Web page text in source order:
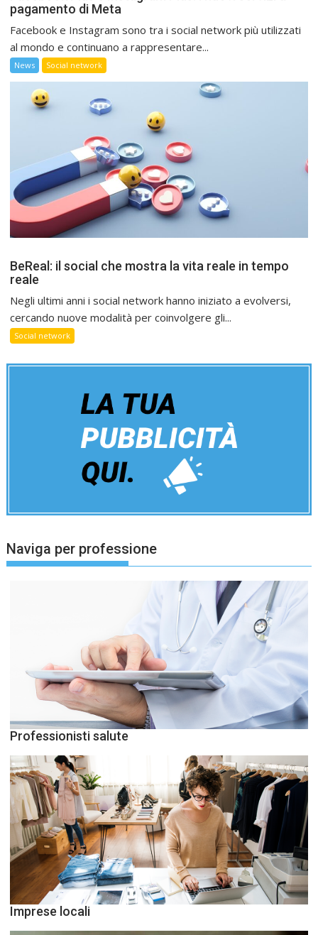
pagamento di Meta
Facebook e Instagram sono tra i social network più utilizzati
al mondo e continuano a rappresentare...
News Social network
BeReal: il social che mostra la vita reale in tempo
reale
Negli ultimi anni i social network hanno iniziato a evolversi,
cercando nuove modalità per coinvolgere gli...
Social network
Naviga per professione
Professionisti salute
Imprese locali